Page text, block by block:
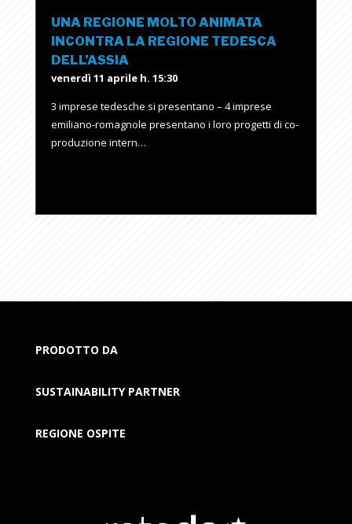
UNA REGIONE MOLTO ANIMATA
INCONTRA LA REGIONE TEDESCA
DELL’ASSIA
venerdì 11 aprile h. 15:30
3 imprese tedesche si presentano – 4 imprese
emiliano-romagnole presentano i loro progetti di co-
produzione intern…
PRODOTTO DA
SUSTAINABILITY PARTNER
REGIONE OSPITE